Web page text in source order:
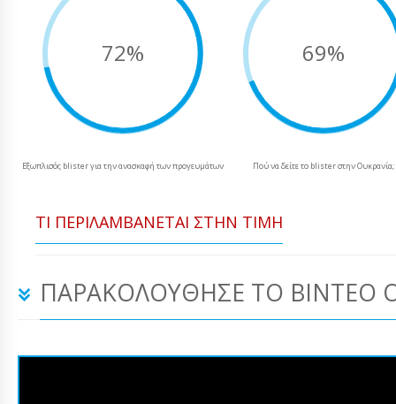
72%
Εξωπλισός blister για την ανασκαφή των προγευμάτων
69%
Πού να δείτε το blister στην Ουκρανία;
ΤΙ ΠΕΡΙΛΑΜΒΆΝΕΤΑΙ ΣΤΗΝ ΤΙΜΉ
ΠΑΡΑΚΟΛΟΎΘΗΣΕ ΤΟ ΒΊΝΤΕΟ